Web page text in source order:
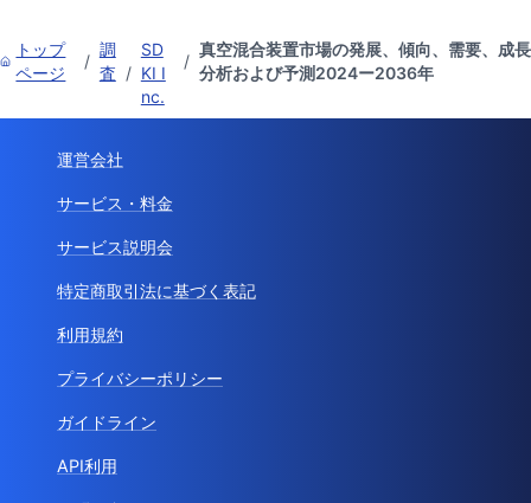
トップ
ページ
/
調
査 /
SD
KI I
nc.
/
真空混合装置市場の発展、傾向、需要、成長
分析および予測2024ー2036年
運営会社
サービス・料金
サービス説明会
特定商取引法に基づく表記
利用規約
プライバシーポリシー
ガイドライン
API利用